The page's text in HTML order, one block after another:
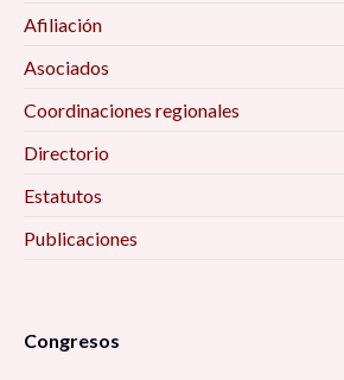
Afiliación
Asociados
Coordinaciones regionales
Directorio
Estatutos
Publicaciones
Congresos